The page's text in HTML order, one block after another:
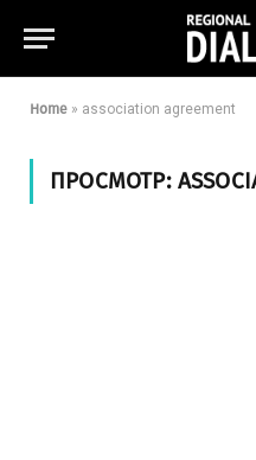
Home » association agreement
ПРОСМОТР: